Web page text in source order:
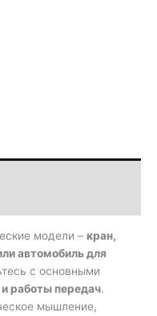
модели – кран,
автомобиль для
с основными
работы передач.
мышление,